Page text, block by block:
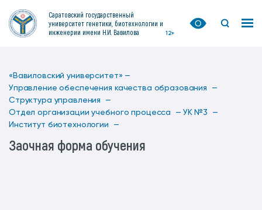
Саратовский государственный
университет генетики, биотехнологии и
инженерии имени Н.И. Вавилова
12+
«Вавиловский университет» —
Управление обеспечения качества образования —
Структура управления —
Отдел организации учебного процесса — УК №3 —
Институт биотехнологии —
Заочная форма обучения